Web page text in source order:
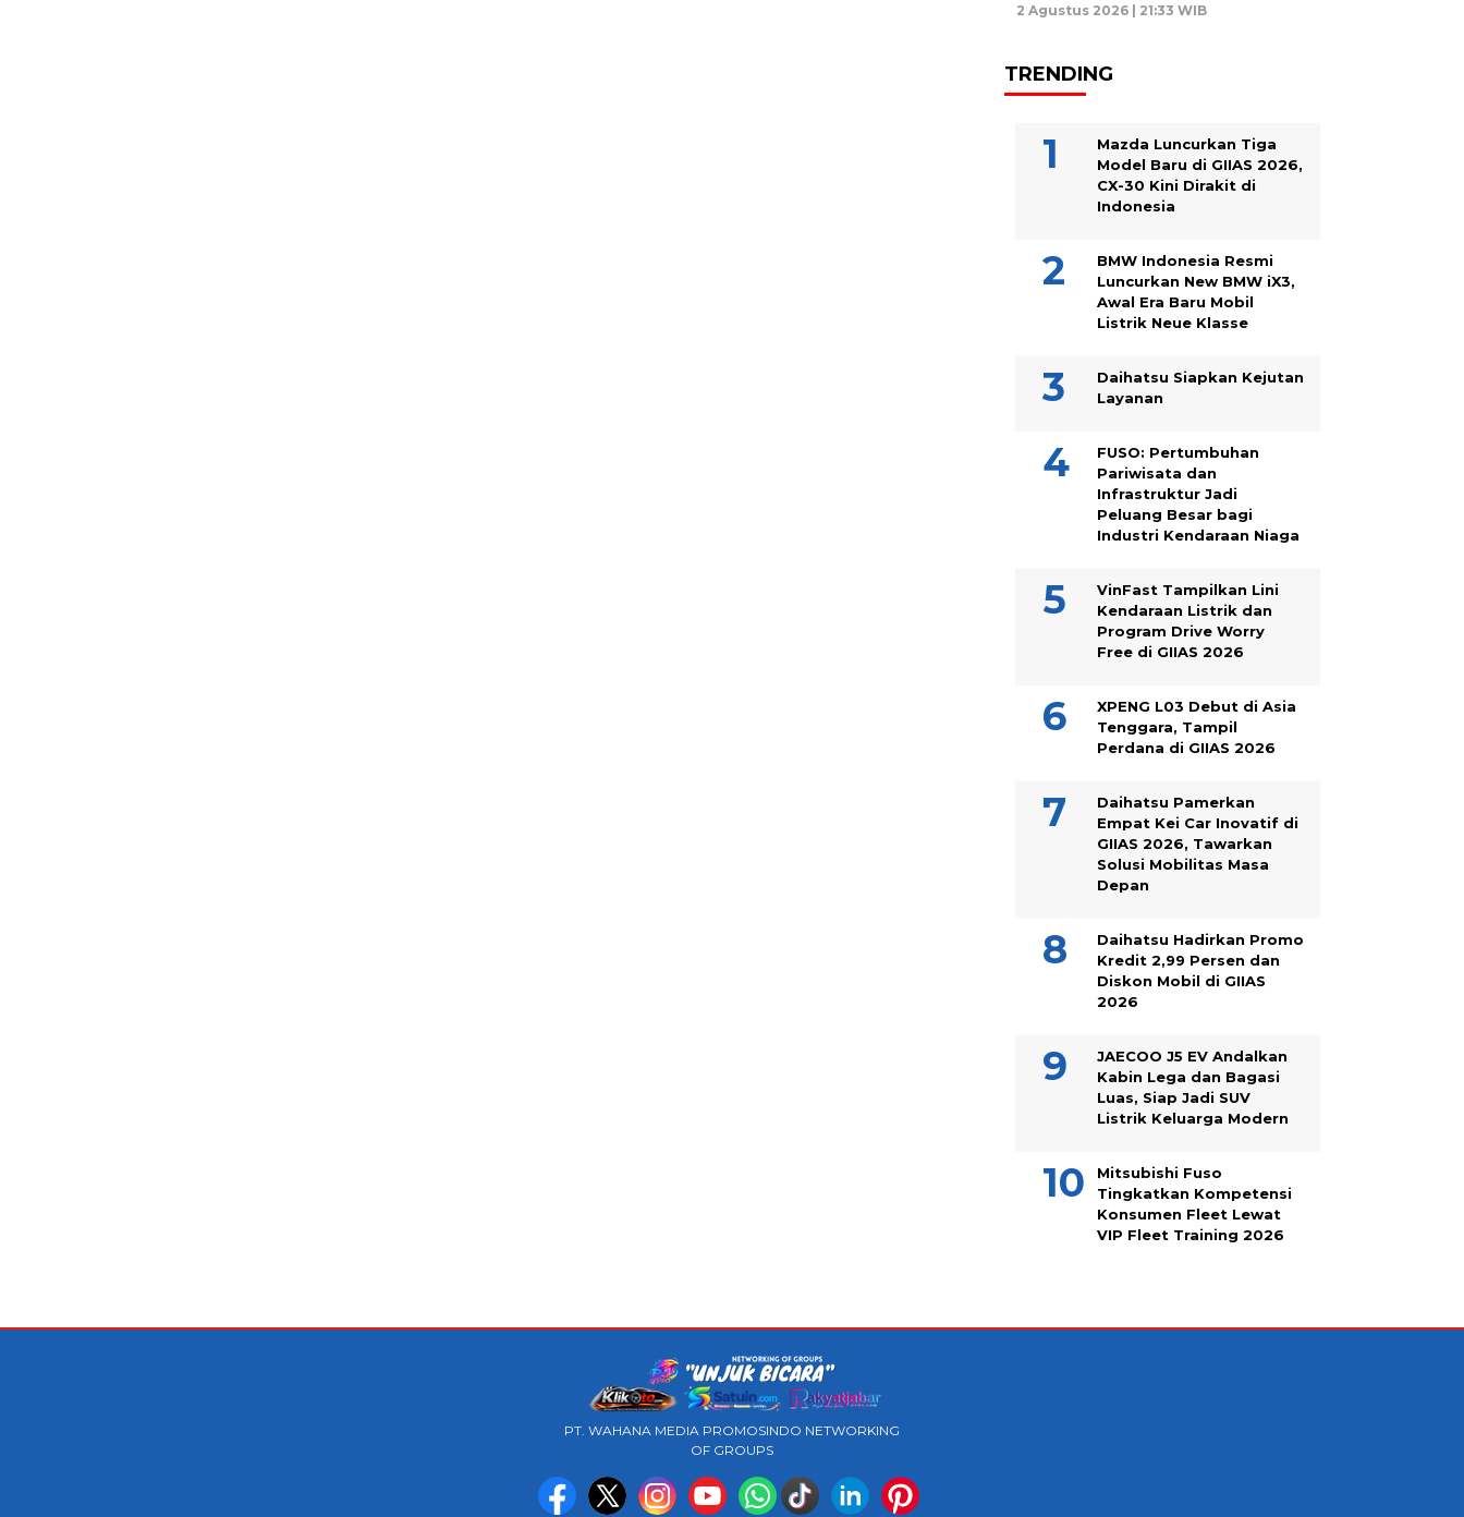
2 Agustus 2026 | 21:33 WIB
TRENDING
Mazda Luncurkan Tiga
Model Baru di GIIAS 2026,
CX-30 Kini Dirakit di
Indonesia
BMW Indonesia Resmi
Luncurkan New BMW iX3,
Awal Era Baru Mobil
Listrik Neue Klasse
Daihatsu Siapkan Kejutan
Layanan
FUSO: Pertumbuhan
Pariwisata dan
Infrastruktur Jadi
Peluang Besar bagi
Industri Kendaraan Niaga
VinFast Tampilkan Lini
Kendaraan Listrik dan
Program Drive Worry
Free di GIIAS 2026
XPENG L03 Debut di Asia
Tenggara, Tampil
Perdana di GIIAS 2026
Daihatsu Pamerkan
Empat Kei Car Inovatif di
GIIAS 2026, Tawarkan
Solusi Mobilitas Masa
Depan
Daihatsu Hadirkan Promo
Kredit 2,99 Persen dan
Diskon Mobil di GIIAS
2026
JAECOO J5 EV Andalkan
Kabin Lega dan Bagasi
Luas, Siap Jadi SUV
Listrik Keluarga Modern
Mitsubishi Fuso
Tingkatkan Kompetensi
Konsumen Fleet Lewat
VIP Fleet Training 2026
PT. WAHANA MEDIA PROMOSINDO NETWORKING
OF GROUPS